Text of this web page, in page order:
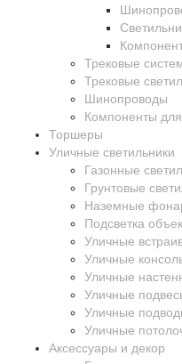
Трековые
Трековые
Шинопроводы
Компоненты
Торшеры
Уличные светильники
Газонные
Грунтовые
Наземные
Подсветка
Уличные
Уличные
Уличные
Уличные
Уличные
Уличные
Аксессуары и декор